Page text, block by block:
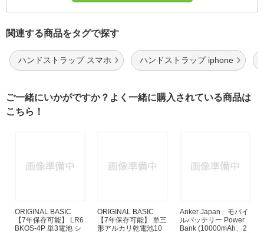
関連する商品をタグで探す
ハンドストラップ スマホ ハンドストラップ iphone
ご一緒にいかがですか？よく一緒に購入されている商品は
こちら！
ORIGINAL BASIC
【7年保存可能】 LR6
BKOS-4P 単3電池 シ
ORIGINAL BASIC
【7年保存可能】 単三
形アルカリ乾電池10
Anker Japan モバイ
ルバッテリー Power
Bank (10000mAh、2